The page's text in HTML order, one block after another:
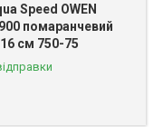
Speed OWEN
помаранчевий
см 750-75